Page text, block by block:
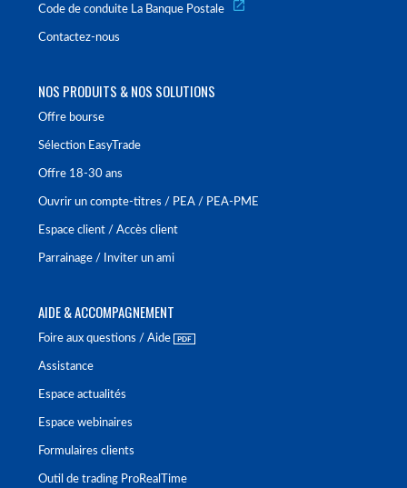
Code de conduite La Banque Postale
Contactez-nous
NOS PRODUITS & NOS SOLUTIONS
Offre bourse
Sélection EasyTrade
Offre 18-30 ans
Ouvrir un compte-titres / PEA / PEA-PME
Espace client / Accès client
Parrainage / Inviter un ami
AIDE & ACCOMPAGNEMENT
Foire aux questions / Aide
Assistance
Espace actualités
Espace webinaires
Formulaires clients
Outil de trading ProRealTime